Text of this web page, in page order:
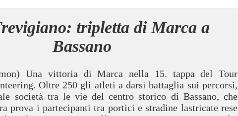
tripletta di Marca a
Bassano
Una vittoria di Marca nella 15. tappa del Tour
Oltre 250 gli atleti a darsi battaglia sui percorsi,
società tra le vie del centro storico di Bassano, che
prova i partecipanti tra portici e stradine lastricate rese